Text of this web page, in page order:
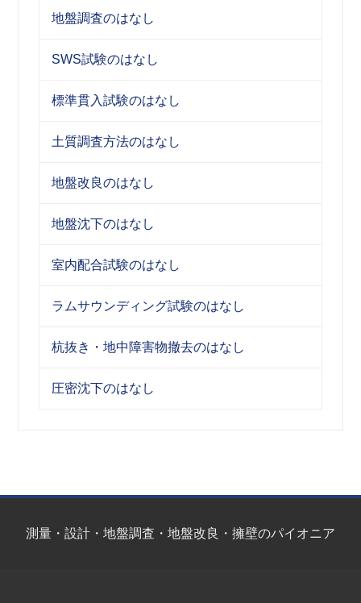
地盤調査のはなし
SWS試験のはなし
標準貫入試験のはなし
土質調査方法のはなし
地盤改良のはなし
地盤沈下のはなし
室内配合試験のはなし
ラムサウンディング試験のはなし
杭抜き・地中障害物撤去のはなし
圧密沈下のはなし
測量・設計・地盤調査・地盤改良・擁壁のパイオニア